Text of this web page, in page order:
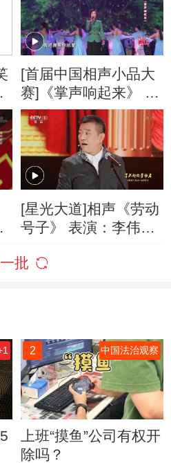
[首届中国相声小品大
赛]《掌声响起来》 表
演：蔡明 本届大赛参
赛选手代表
[星光大道]相声《劳动
号子》 表演：李伟建
批
2 中国法治观察
上班“摸鱼”公司有权开
除吗？